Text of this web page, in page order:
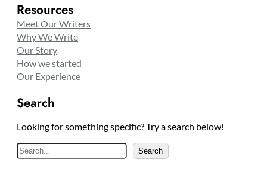
Resources
Meet Our Writers
Why We Write
Our Story
How we started
Our Experience
Search
Looking for something specific? Try a search below!
e
Search